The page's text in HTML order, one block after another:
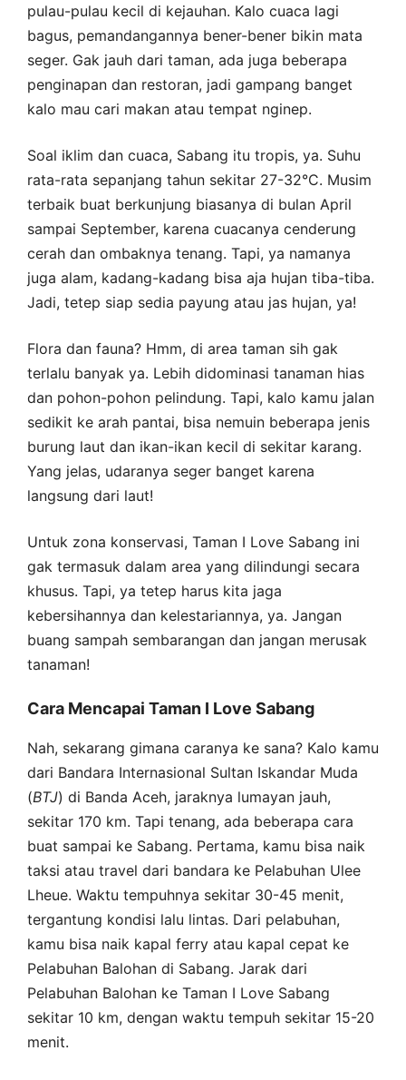
pulau-pulau kecil di kejauhan. Kalo cuaca lagi
bagus, pemandangannya bener-bener bikin mata
seger. Gak jauh dari taman, ada juga beberapa
penginapan dan restoran, jadi gampang banget
kalo mau cari makan atau tempat nginep.
Soal iklim dan cuaca, Sabang itu tropis, ya. Suhu
rata-rata sepanjang tahun sekitar 27-32°C. Musim
terbaik buat berkunjung biasanya di bulan April
sampai September, karena cuacanya cenderung
cerah dan ombaknya tenang. Tapi, ya namanya
juga alam, kadang-kadang bisa aja hujan tiba-tiba.
Jadi, tetep siap sedia payung atau jas hujan, ya!
Flora dan fauna? Hmm, di area taman sih gak
terlalu banyak ya. Lebih didominasi tanaman hias
dan pohon-pohon pelindung. Tapi, kalo kamu jalan
sedikit ke arah pantai, bisa nemuin beberapa jenis
burung laut dan ikan-ikan kecil di sekitar karang.
Yang jelas, udaranya seger banget karena
langsung dari laut!
Untuk zona konservasi, Taman I Love Sabang ini
gak termasuk dalam area yang dilindungi secara
khusus. Tapi, ya tetep harus kita jaga
kebersihannya dan kelestariannya, ya. Jangan
buang sampah sembarangan dan jangan merusak
tanaman!
Cara Mencapai Taman I Love Sabang
Nah, sekarang gimana caranya ke sana? Kalo kamu
dari Bandara Internasional Sultan Iskandar Muda
(BTJ) di Banda Aceh, jaraknya lumayan jauh,
sekitar 170 km. Tapi tenang, ada beberapa cara
buat sampai ke Sabang. Pertama, kamu bisa naik
taksi atau travel dari bandara ke Pelabuhan Ulee
Lheue. Waktu tempuhnya sekitar 30-45 menit,
tergantung kondisi lalu lintas. Dari pelabuhan,
kamu bisa naik kapal ferry atau kapal cepat ke
Pelabuhan Balohan di Sabang. Jarak dari
Pelabuhan Balohan ke Taman I Love Sabang
sekitar 10 km, dengan waktu tempuh sekitar 15-20
menit.